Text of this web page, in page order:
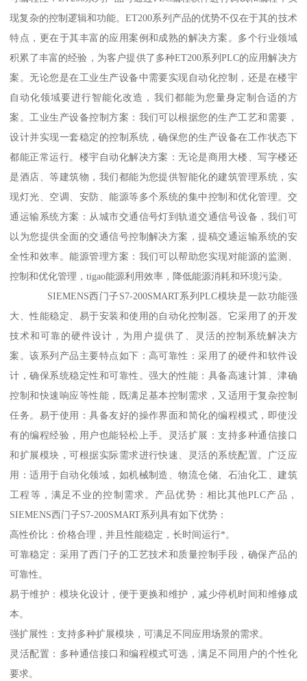
现复杂的控制逻辑和功能。ET200系列产品的优势不仅在于其的技术
特点，更在于其丰富的应用案例和成熟的解决方案。多个行业领域
积累了丰富的经验，为客户提供了多种ET200系列PLC的应用解决方
案。无论您是在工业生产设备中需要实现自动化控制，还是在楼宇
自动化领域要进行智能化改造，我们都能为您量身定制合适的方
案。工业生产设备控制方案：我们可以根据您的生产工艺和需要，
设计并实现一套稳定的控制系统，确保您的生产设备在工作状态下
都能正常运行。楼宇自动化解决方案：无论是商用大楼、写字楼还
是酒店、等建筑物，我们都能为您提供智能化的建筑管理系统，实
现灯光、空调、安防、能源等多个系统的集中控制和优化管理。交
通运输系统方案：从城市交通信号灯到轨道交通信号设备，我们可
以为您提供全面的交通信号控制解决方案，提稿交通运输系统的安
全性和效率。能源管理方案：我们可以帮助您实现对能源的监测、
控制和优化管理，tigao能源利用效率，降低能源消耗和环境污染。
SIEMENS西门子S7-200SMART系列PLC模块是一款功能强
大、性能稳定、易于安装和使用的自动化控制器。它采用了的开发
技术和可靠的硬件设计，为用户提供了、灵活的控制系统解决方
案。该系列产品主要特点如下：高可靠性：采用了的硬件和软件设
计，确保系统稳定性和可靠性。强大的性能：具备高速计算、津确
控制和快速响应等性能，既满足基本控制需求，又适用于复杂控制
任务。易于使用：具备友好的操作界面和简化的编程模式，即使没
有的编程经验，用户也能轻松上手。灵活扩展：支持多种通信接口
和扩展模块，可根据实际需求进行快速、灵活的系统配置。广泛应
用：适用于自动化领域，如机械制造、物流仓储、石油化工、建筑
工程等，满足不业的控制需求。产品优势：相比其他PLC产品，
SIEMENS西门子S7-200SMART系列具有如下优势：
高性价比：价格合理，并且性能稳定，长时间运行*。
可靠稳定：采用了西门子的工艺技术和质量控制手段，确保产品的
可靠性。
易于维护：模块化设计，便于更换和维护，减少停机时间和维修成
本。
强扩展性：支持多种扩展模块，可满足不同应用场景的需求。
灵活配置：多种通信接口和编程模式可选，满足不同用户的个性化
要求。